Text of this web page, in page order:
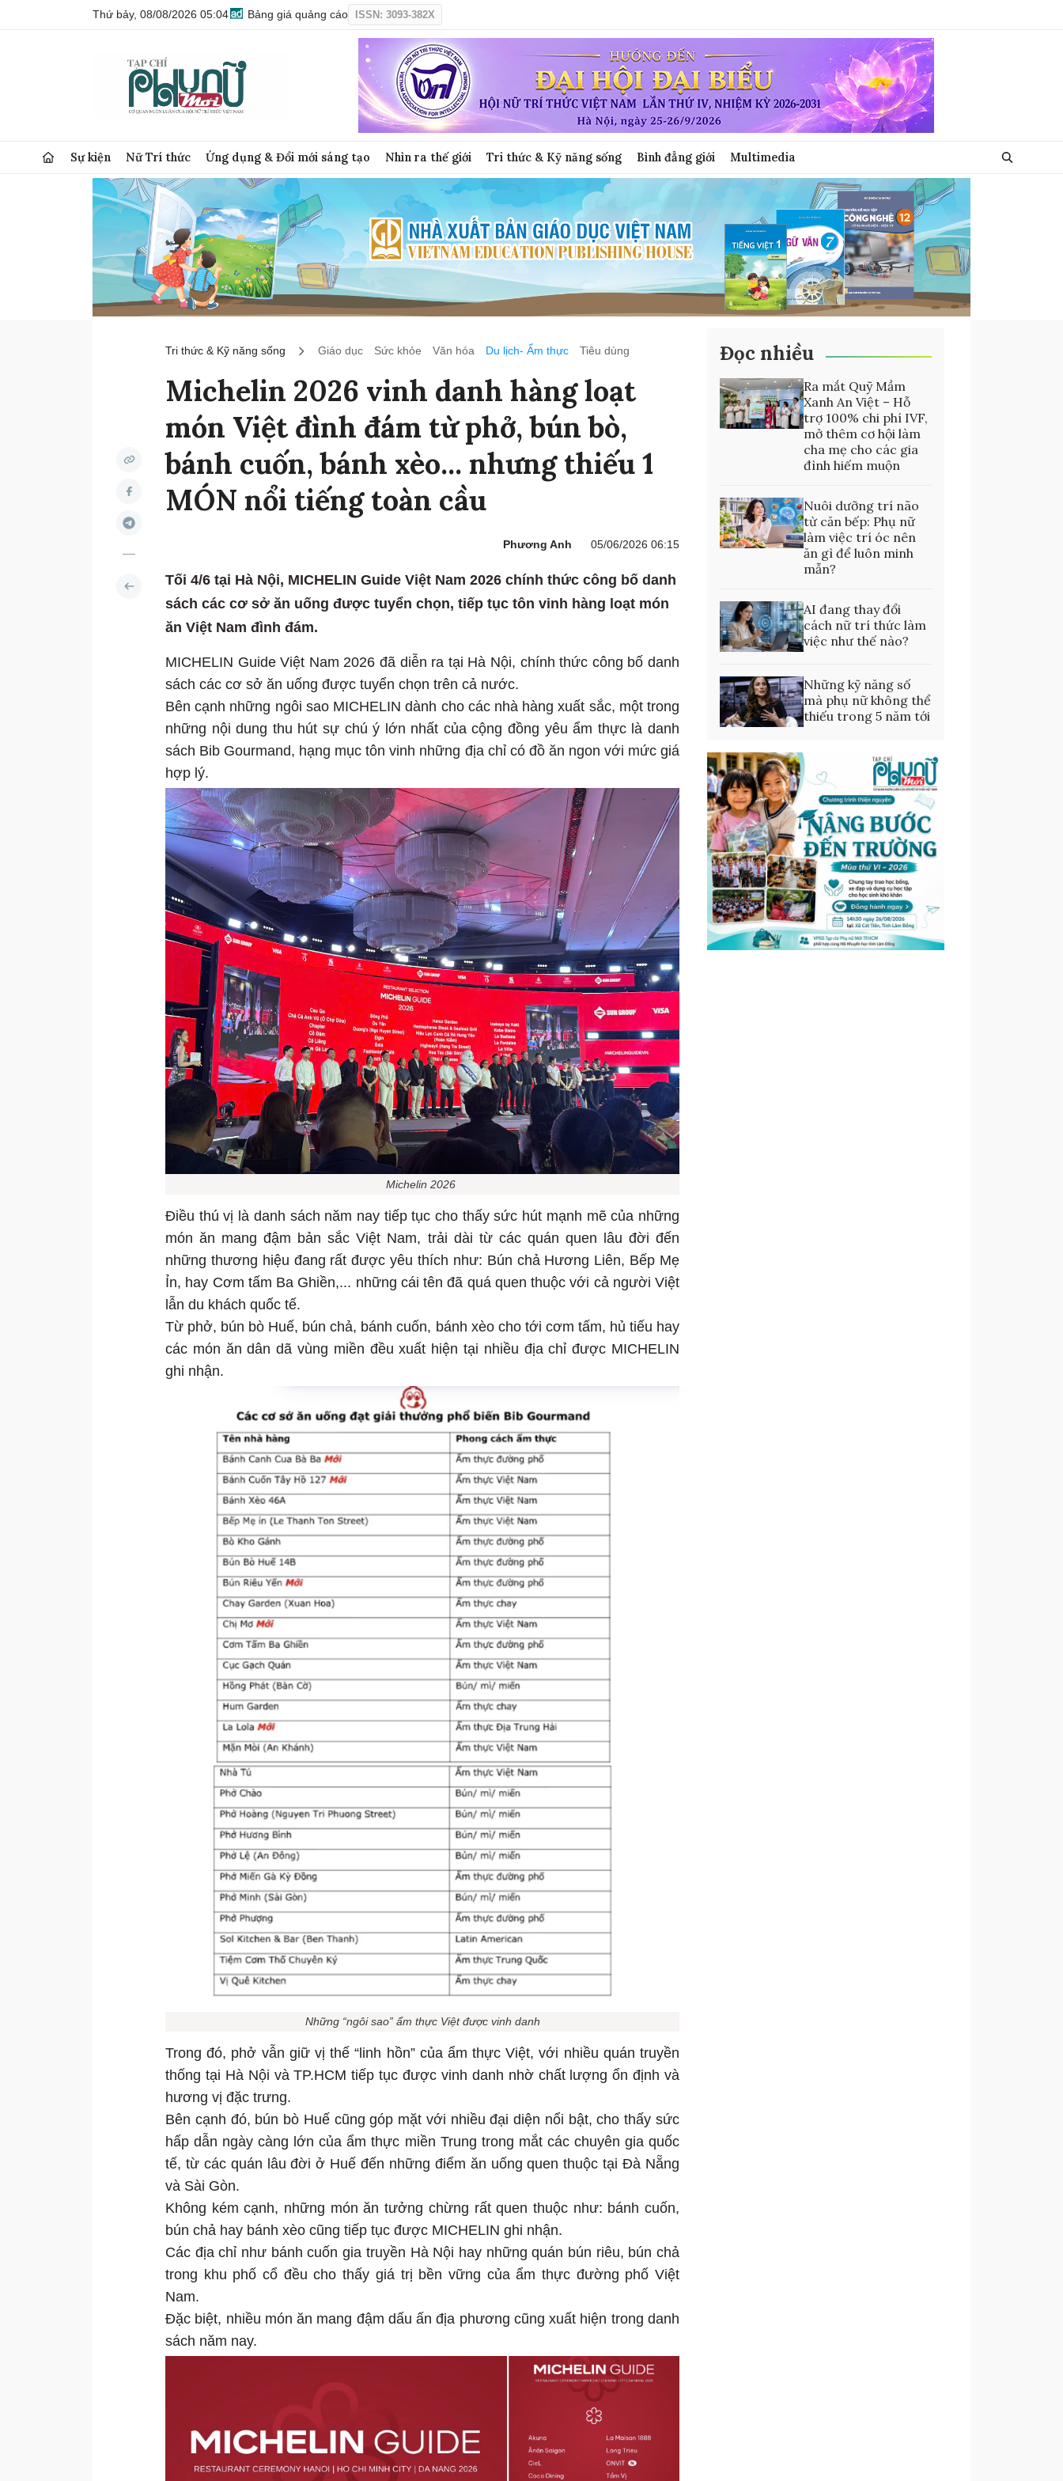
Thứ bảy, 08/08/2026 05:04 Bảng giá quảng cáo ISSN: 3093-382X
Sự kiện Nữ Trí thức Ứng dụng & Đổi mới sáng tạo Nhìn ra thế giới Tri thức & Kỹ năng sống Bình đẳng giới Multimedia
Tri thức & Kỹ năng sống Giáo dục Sức khỏe Văn hóa Du lịch- Ẩm thực Tiêu dùng
Michelin 2026 vinh danh hàng loạt
món Việt đình đám từ phở, bún bò,
bánh cuốn, bánh xèo... nhưng thiếu 1
MÓN nổi tiếng toàn cầu
Phương Anh 05/06/2026 06:15
Tối 4/6 tại Hà Nội, MICHELIN Guide Việt Nam 2026 chính thức công bố danh
sách các cơ sở ăn uống được tuyển chọn, tiếp tục tôn vinh hàng loạt món
ăn Việt Nam đình đám.
MICHELIN Guide Việt Nam 2026 đã diễn ra tại Hà Nội, chính thức công bố danh
sách các cơ sở ăn uống được tuyển chọn trên cả nước.
Bên cạnh những ngôi sao MICHELIN dành cho các nhà hàng xuất sắc, một trong
những nội dung thu hút sự chú ý lớn nhất của cộng đồng yêu ẩm thực là danh
sách Bib Gourmand, hạng mục tôn vinh những địa chỉ có đồ ăn ngon với mức giá
hợp lý.
Michelin 2026
Điều thú vị là danh sách năm nay tiếp tục cho thấy sức hút mạnh mẽ của những
món ăn mang đậm bản sắc Việt Nam, trải dài từ các quán quen lâu đời đến
những thương hiệu đang rất được yêu thích như: Bún chả Hương Liên, Bếp Mẹ
Ỉn, hay Cơm tấm Ba Ghiền,... những cái tên đã quá quen thuộc với cả người Việt
lẫn du khách quốc tế.
Từ phở, bún bò Huế, bún chả, bánh cuốn, bánh xèo cho tới cơm tấm, hủ tiếu hay
các món ăn dân dã vùng miền đều xuất hiện tại nhiều địa chỉ được MICHELIN
ghi nhận.
Những “ngôi sao” ẩm thực Việt được vinh danh
Trong đó, phở vẫn giữ vị thế “linh hồn” của ẩm thực Việt, với nhiều quán truyền
thống tại Hà Nội và TP.HCM tiếp tục được vinh danh nhờ chất lượng ổn định và
hương vị đặc trưng.
Bên cạnh đó, bún bò Huế cũng góp mặt với nhiều đại diện nổi bật, cho thấy sức
hấp dẫn ngày càng lớn của ẩm thực miền Trung trong mắt các chuyên gia quốc
tế, từ các quán lâu đời ở Huế đến những điểm ăn uống quen thuộc tại Đà Nẵng
và Sài Gòn.
Không kém cạnh, những món ăn tưởng chừng rất quen thuộc như: bánh cuốn,
bún chả hay bánh xèo cũng tiếp tục được MICHELIN ghi nhận.
Các địa chỉ như bánh cuốn gia truyền Hà Nội hay những quán bún riêu, bún chả
trong khu phố cổ đều cho thấy giá trị bền vững của ẩm thực đường phố Việt
Nam.
Đặc biệt, nhiều món ăn mang đậm dấu ấn địa phương cũng xuất hiện trong danh
sách năm nay.
Đọc nhiều
Ra mắt Quỹ Mầm
Xanh An Việt – Hỗ
trợ 100% chi phí IVF,
mở thêm cơ hội làm
cha mẹ cho các gia
đình hiếm muộn
Nuôi dưỡng trí não
từ căn bếp: Phụ nữ
làm việc trí óc nên
ăn gì để luôn minh
mẫn?
AI đang thay đổi
cách nữ trí thức làm
việc như thế nào?
Những kỹ năng số
mà phụ nữ không thể
thiếu trong 5 năm tới